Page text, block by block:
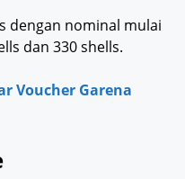
dengan nominal mulai
dan 330 shells.
Voucher Garena